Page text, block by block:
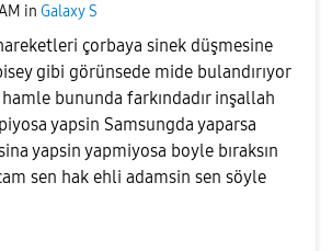
in Galaxy S
çorbaya sinek düşmesine
gibi görünsede mide bulandırıyor
hamle bununda farkındadır inşallah
yapsin Samsungda yaparsa
yapsin yapmiyosa boyle bıraksın
sen hak ehli adamsin sen söyle